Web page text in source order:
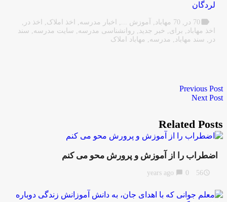
لردگان
label 70 در , 70 مهاباد , آموزش ... , اخبار مدرسه, اخذ املاک, اخذ در,
اخذ مهاباد, برای, خبر جدید, روانشناسی مدرسه, سایت مدرسه, سند
در, سند مهاباد, مدرسه, مهاباد املاک
Previous Post
Next Post
Related Posts
اضطراب را از آموزش و پرورش محو می کنم
access_time
56 years ago
chat_bubble